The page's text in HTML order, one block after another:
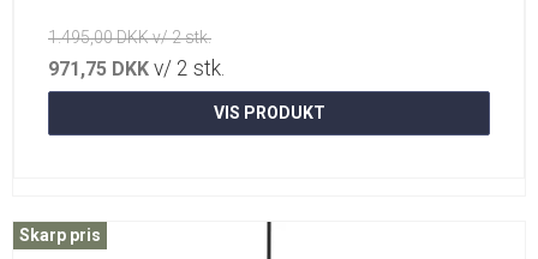
1.495,00 DKK v/ 2 stk.
971,75 DKK v/ 2 stk.
VIS PRODUKT
Skarp pris